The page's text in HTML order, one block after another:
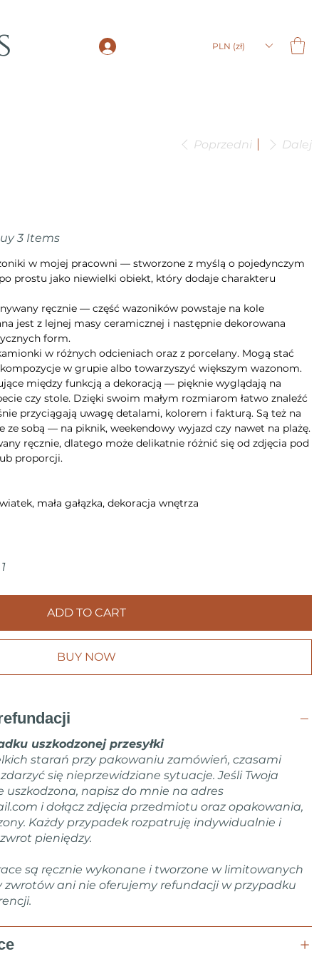
PLN (zł)
Poprzedni Dalej
3 Items
w mojej pracowni — stworzone z myślą o pojedynczym
prostu jako niewielki obiekt, który dodaje charakteru
ręcznie — część wazoników powstaje na kole
jest z lejnej masy ceramicznej i następnie dekorowana
form.
w różnych odcieniach oraz z porcelany. Mogą stać
w grupie albo towarzyszyć większym wazonom.
między funkcją a dekoracją — pięknie wyglądają na
czy stole. Dzięki swoim małym rozmiarom łatwo znaleźć
przyciągają uwagę detalami, kolorem i fakturą. Są też na
ze sobą — na piknik, weekendowy wyjazd czy nawet na plażę.
ręcznie, dlatego może delikatnie różnić się od zdjęcia pod
proporcji.
mała gałązka, dekoracja wnętrza
ADD TO CART
BUY NOW
uszkodzonej przesyłki
starań przy pakowaniu zamówień, czasami
się nieprzewidziane sytuacje. Jeśli Twoja
napisz do mnie na adres
i dołącz zdjęcia przedmiotu oraz opakowania,
Każdy przypadek rozpatruję indywidualnie i
pieniędzy.
są ręcznie wykonane i tworzone w limitowanych
zwrotów ani nie oferujemy refundacji w przypadku